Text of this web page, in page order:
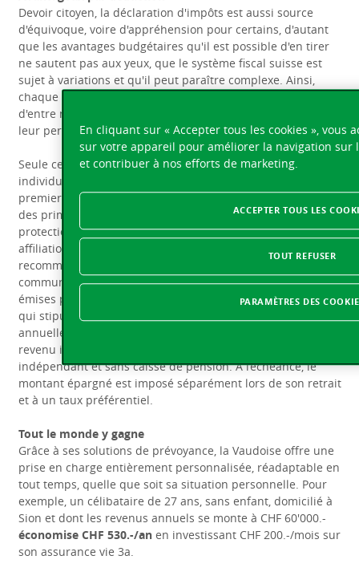
Devoir citoyen, la déclaration d'impôts est aussi source
d'équivoque, voire d'appréhension pour certains, d'autant
que les avantages budgétaires qu'il est possible d'en tirer
ne sautent pas aux yeux, que le système fiscal suisse est
sujet à variations et qu'il peut paraître complexe. Ainsi,
chaque année à l'heure de renvoyer sa déclaration, peu
d'entre nous savent précisément quel sera le montant de
leur perception.
Seule certitude, la souscription à une prévoyance
individuelle liée donne droit à des déductions fiscales de
premier ordre, sans compter ses atouts avérés (flexibilité
des primes, pouvoir d'achat maintenu à la retraite,
protection de ses proches en cas de décès, etc.) Mieux, une
affiliation à une prévoyance privée 3a est même
recommandée par la Confédération, les cantons et les
communes. Elle figure même dans les directives officielles
émises par l'Administration fédérale des contributions (AFC)
qui stipule qu'un affilié 3a a la liberté de déduire
annuellement jusqu'à CHF 6'826.- de ses primes sur son
revenu imposable, et jusqu'à CHF 34'128.- s'il est
indépendant et sans caisse de pension. À l’échéance, le
montant épargné est imposé séparément lors de son retrait
et à un taux préférentiel.
Tout le monde y gagne
Grâce à ses solutions de prévoyance, la Vaudoise offre une
prise en charge entièrement personnalisée, réadaptable en
tout temps, quelle que soit sa situation personnelle. Pour
exemple, un célibataire de 27 ans, sans enfant, domicilié à
Sion et dont les revenus annuels se monte à CHF 60'000.-
économise CHF 530.-/anen investissant CHF 200.-/mois sur
son assurance vie 3a.
En cliquant sur « Accepter tous les cookies », vous
sur votre appareil pour améliorer la navigation sur
et contribuer à nos efforts de marketing.
TOUT REFUSER
ACCEPTER TOUS LES
PARAMÈTRES DES